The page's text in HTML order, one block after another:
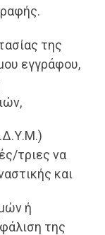
της
εγγράφου,
τριες να
και
ή
της